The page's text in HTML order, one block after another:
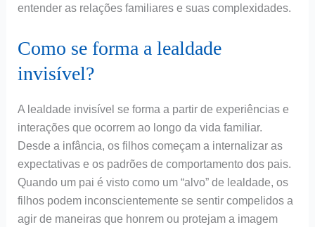
entender as relações familiares e suas complexidades.
Como se forma a lealdade
invisível?
A lealdade invisível se forma a partir de experiências e
interações que ocorrem ao longo da vida familiar.
Desde a infância, os filhos começam a internalizar as
expectativas e os padrões de comportamento dos pais.
Quando um pai é visto como um “alvo” de lealdade, os
filhos podem inconscientemente se sentir compelidos a
agir de maneiras que honrem ou protejam a imagem